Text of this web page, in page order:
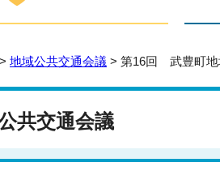
> 地域公共交通会議 > 第16回 武豊町地
共交通会議